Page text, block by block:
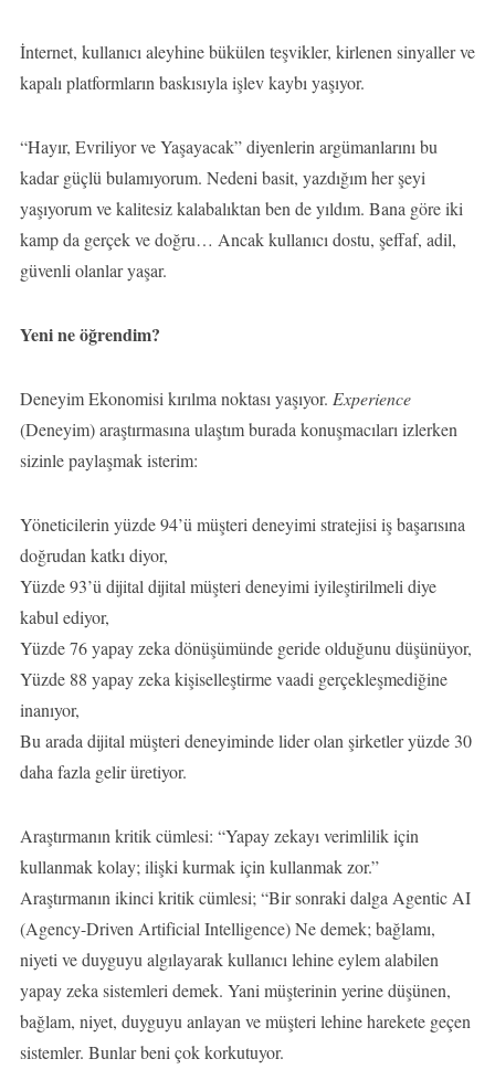
İnternet, kullanıcı aleyhine bükülen teşvikler, kirlenen sinyaller ve
kapalı platformların baskısıyla işlev kaybı yaşıyor.
“Hayır, Evriliyor ve Yaşayacak” diyenlerin argümanlarını bu
kadar güçlü bulamıyorum. Nedeni basit, yazdığım her şeyi
yaşıyorum ve kalitesiz kalabalıktan ben de yıldım. Bana göre iki
kamp da gerçek ve doğru… Ancak kullanıcı dostu, şeffaf, adil,
güvenli olanlar yaşar.
Yeni ne öğrendim?
Deneyim Ekonomisi kırılma noktası yaşıyor. Experience
(Deneyim) araştırmasına ulaştım burada konuşmacıları izlerken
sizinle paylaşmak isterim:
Yöneticilerin yüzde 94’ü müşteri deneyimi stratejisi iş başarısına
doğrudan katkı diyor,
Yüzde 93’ü dijital dijital müşteri deneyimi iyileştirilmeli diye
kabul ediyor,
Yüzde 76 yapay zeka dönüşümünde geride olduğunu düşünüyor,
Yüzde 88 yapay zeka kişiselleştirme vaadi gerçekleşmediğine
inanıyor,
Bu arada dijital müşteri deneyiminde lider olan şirketler yüzde 30
daha fazla gelir üretiyor.
Araştırmanın kritik cümlesi: “Yapay zekayı verimlilik için
kullanmak kolay; ilişki kurmak için kullanmak zor.”
Araştırmanın ikinci kritik cümlesi; “Bir sonraki dalga Agentic AI
(Agency-Driven Artificial Intelligence) Ne demek; bağlamı,
niyeti ve duyguyu algılayarak kullanıcı lehine eylem alabilen
yapay zeka sistemleri demek. Yani müşterinin yerine düşünen,
bağlam, niyet, duyguyu anlayan ve müşteri lehine harekete geçen
sistemler. Bunlar beni çok korkutuyor.